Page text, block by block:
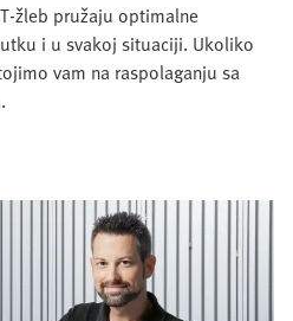
žleb pružaju optimalne
i u svakoj situaciji. Ukoliko
vam na raspolaganju sa